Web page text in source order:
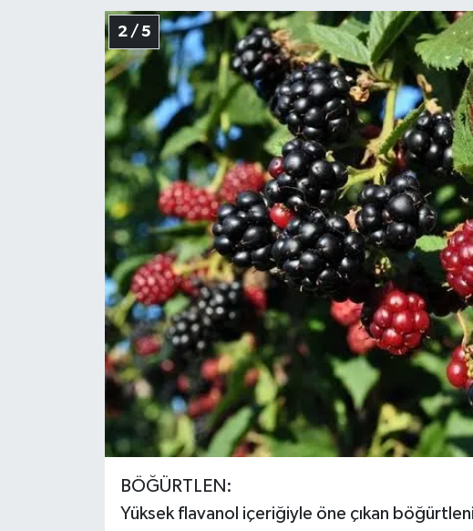
2 / 5
BÖĞÜRTLEN:
Yüksek flavanol içeriğiyle öne çıkan